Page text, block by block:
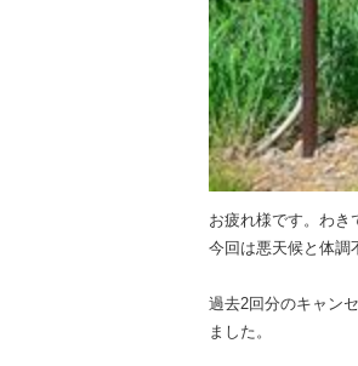
お疲れ様です。わき
今回は悪天候と体調
過去2回分のキャン
ました。